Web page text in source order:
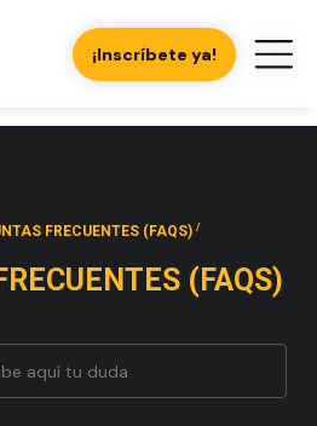
¡Inscríbete ya!
FRECUENTES (FAQS) /
(FAQS)